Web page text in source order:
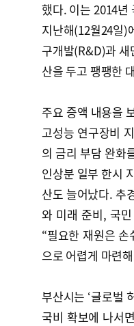
했다. 이는 2014년
지난해(12월24일)
구개발(R&D)과 새
산을 두고 팽팽한
주요 증액 내용을
고성능 연구장비
의 금리 부담 완화
인상분 일부 한시
산도 늘어났다. 추
와 미래 준비, 국
“필요한 재원은
으로 어렵게 마련
부산시는 ‘글로벌
국비 확보에 나서